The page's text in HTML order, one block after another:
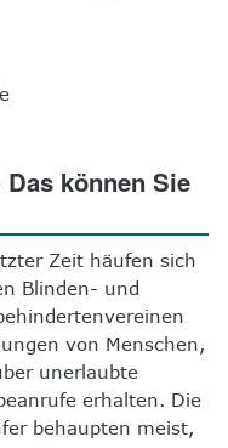
können Sie
Zeit häufen sich
Blinden- und
von Menschen,
unerlaubte
erhalten. Die
behaupten meist,